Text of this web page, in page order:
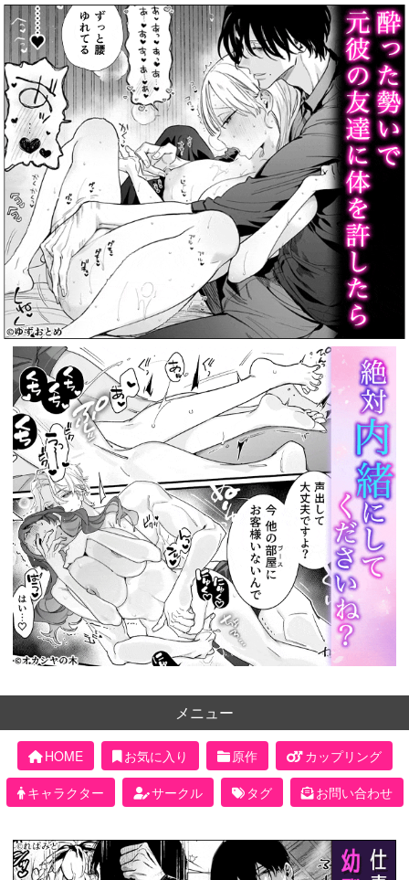
メニュー
HOME お気に入り 原作
カップリング
キャラクター
サークル タグ お問い合わせ